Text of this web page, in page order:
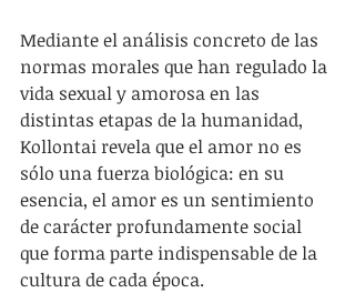
Mediante el análisis concreto de las
normas morales que han regulado la
vida sexual y amorosa en las
distintas etapas de la humanidad,
Kollontai revela que el amor no es
sólo una fuerza biológica: en su
esencia, el amor es un sentimiento
de carácter profundamente social
que forma parte indispensable de la
cultura de cada época.